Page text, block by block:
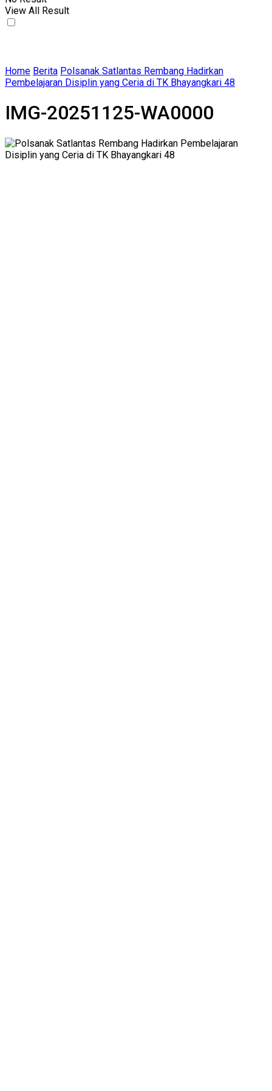
View All Result
Home Berita Polsanak Satlantas Rembang Hadirkan
Pembelajaran Disiplin yang Ceria di TK Bhayangkari 48
IMG-20251125-WA0000